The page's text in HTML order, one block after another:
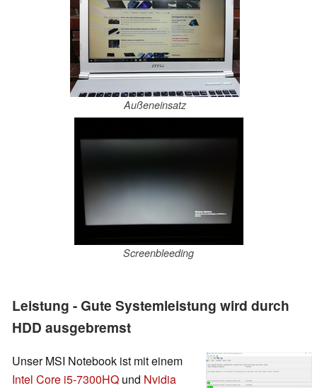
Außeneinsatz
Screenbleeding
Leistung - Gute Systemleistung wird durch
HDD ausgebremst
Unser MSI Notebook ist mit einem
Intel Core i5-7300HQ und Nvidia